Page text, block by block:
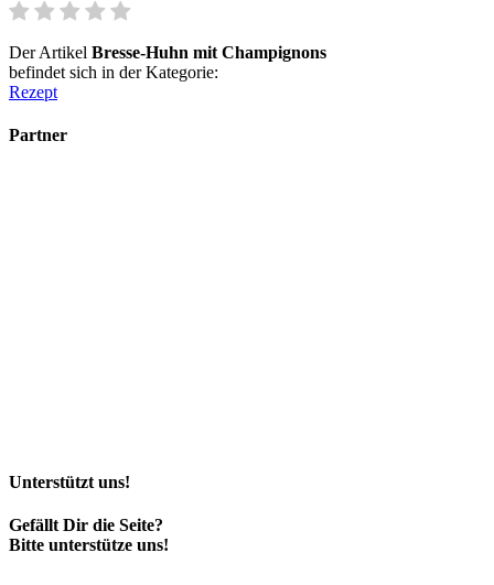
Der Artikel Bresse-Huhn mit Champignons
befindet sich in der Kategorie:
Rezept
Partner
Unterstützt uns!
Gefällt Dir die Seite?
Bitte unterstütze uns!